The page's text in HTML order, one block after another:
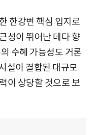
한강변 핵심 입지로
성이 뛰어난 데다 향
수혜 가능성도 거론
설이 결합된 대규모
이 상당할 것으로 보